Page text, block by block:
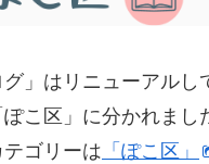
グ」はリニューアルし
こ区」に分かれまし
ゴリーは 「ぽこ区」